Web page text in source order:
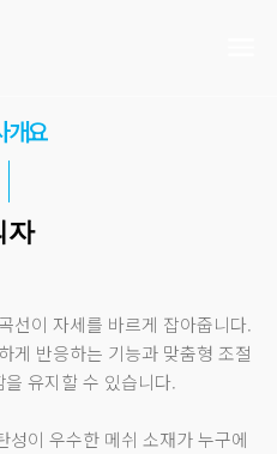
개요
자
선이 자세를 바르게 잡아줍니다.
게 반응하는 기능과 맞춤형 조절
유지할 수 있습니다.
이 우수한 메쉬 소재가 누구에